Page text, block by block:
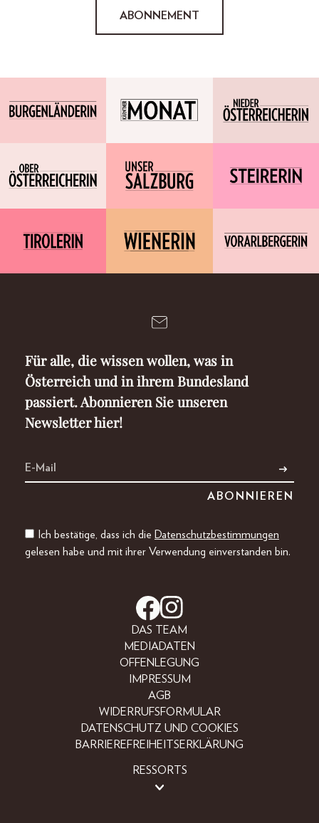
ABONNEMENT
Für alle, die wissen wollen, was in
Österreich und in ihrem Bundesland
passiert. Abonnieren Sie unseren
Newsletter hier!
Ich bestätige, dass ich die Datenschutzbestimmungen
gelesen habe und mit ihrer Verwendung einverstanden bin.
DAS TEAM
MEDIADATEN
OFFENLEGUNG
IMPRESSUM
AGB
WIDERRUFSFORMULAR
DATENSCHUTZ UND COOKIES
BARRIEREFREIHEITSERKLÄRUNG
RESSORTS